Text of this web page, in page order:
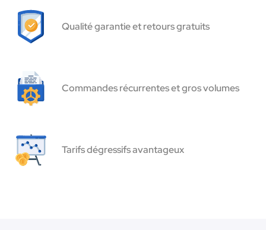
Qualité garantie et retours gratuits
Commandes récurrentes et gros volumes
Tarifs dégressifs avantageux